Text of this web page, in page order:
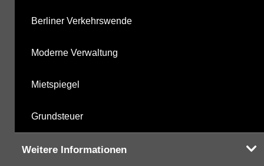
Berliner Verkehrswende
Moderne Verwaltung
Mietspiegel
Grundsteuer
Weitere Informationen